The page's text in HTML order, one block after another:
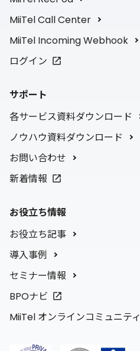
MiiTel Call Center
MiiTel Incoming Webhook
ログイン
サポート
各サービス資料ダウンロード
ノウハウ資料ダウンロード
お問い合わせ
新着情報
お役立ち情報
お役立ち記事
導入事例
セミナー情報
BPOナビ
MiiTel オンラインコミュニティ